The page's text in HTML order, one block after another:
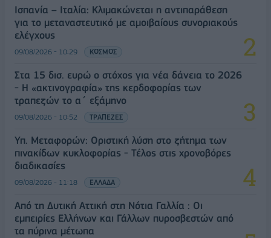
Ισπανία – Ιταλία: Κλιμακώνεται η αντιπαράθεση
για το μεταναστευτικό με αμοιβαίους συνοριακούς
ελέγχους
09/08/2026 - 10:29 ΚΟΣΜΟΣ
Στα 15 δισ. ευρώ ο στόχος για νέα δάνεια το 2026
- Η «ακτινογραφία» της κερδοφορίας των
τραπεζών το α΄ εξάμηνο
09/08/2026 - 10:52 ΤΡΑΠΕΖΕΣ
Υπ. Μεταφορών: Οριστική λύση στο ζήτημα των
πινακίδων κυκλοφορίας - Τέλος στις χρονοβόρες
διαδικασίες
09/08/2026 - 11:18 ΕΛΛΑΔΑ
Από τη Δυτική Αττική στη Νότια Γαλλία : Οι
εμπειρίες Ελλήνων και Γάλλων πυροσβεστών από
τα πύρινα μέτωπα